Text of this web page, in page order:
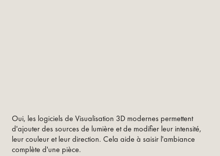
Oui, les logiciels de Visualisation 3D modernes permettent
d'ajouter des sources de lumière et de modifier leur intensité,
leur couleur et leur direction. Cela aide à saisir l'ambiance
complète d'une pièce.